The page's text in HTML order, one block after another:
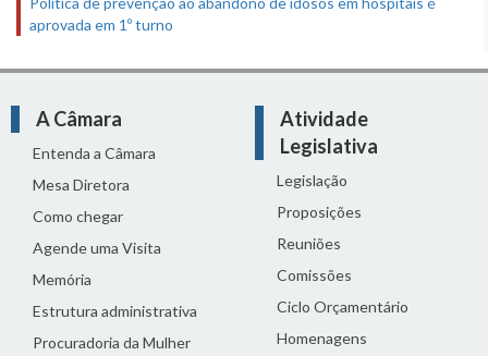
aprovada em 1º turno
A Câmara
Entenda a Câmara
Mesa Diretora
Como chegar
Agende uma Visita
Memória
Estrutura administrativa
Procuradoria da Mulher
Atividade
Legislativa
Legislação
Proposições
Reuniões
Comissões
Ciclo Orçamentário
Homenagens